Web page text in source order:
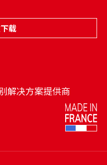
载
解决方案提供商